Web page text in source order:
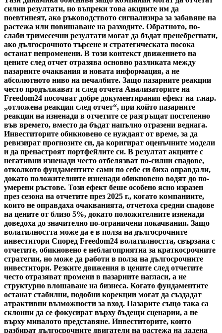
силни резултати, но въпреки това акциите им да
поевтинеят, ако ръководството сигнализира за забавяне на
растежа или повишаване на разходите. Обратното, по-
слаби тримесечни резултати могат да бъдат пренебрегнати,
ако дългосрочното търсене и стратегическата посока
останат непроменени. В този контекст движението на
цените след отчет отразява основно разликата между
пазарните очаквания и новата информация, а не
абсолютното ниво на печалбите. Защо пазарните реакции
често продължават и след отчета Анализаторите на
Freedom24 посочват добре документирания ефект на т.нар.
„отложена реакция след отчет“, при който пазарните
реакции на изненади в отчетите се разгръщат постепенно
във времето, вместо да бъдат напълно отразени веднага.
Инвеститорите обикновено се нуждаят от време, за да
ревизират прогнозите си, да коригират оценъчните модели
и да пренастроят портфейлите си. В резултат акциите с
негативни изненади често отбелязват по-силни спадове,
отколкото фундаментите сами по себе си биха оправдали,
докато положителните изненади обикновено водят до по-
умерени ръстове. Този ефект беше особено ясно изразен
през сезона на отчетите през 2025 г., когато компаниите,
които не оправдаха очакванията, отчетоха средни спадове
на цените от близо 5%, докато положителните изненади
доведоха до значително по-ограничени покачвания. Защо
волатилността може да е в полза на дългосрочните
инвеститори Според Freedom24 волатилността, свързана с
отчетите, обикновено е неблагоприятна за краткосрочните
стратегии, но може да работи в полза на дългосрочните
инвеститори. Резките движения в цените след отчетите
често отразяват промени в пазарните нагласи, а не
структурно влошаване на бизнеса. Когато фундаментите
останат стабилни, подобни корекции могат да създадат
атрактивни възможности за вход. Пазарите също така са
склонни да се фокусират върху бъдещи сценарии, а не
върху миналото представяне. Инвеститорите, които
разбират дългосрочните двигатели на растежа на дадена